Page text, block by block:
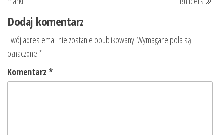
Dodaj komentarz
Twój adres email nie zostanie opublikowany.Wymagane pola są
oznaczone *
Komentarz *